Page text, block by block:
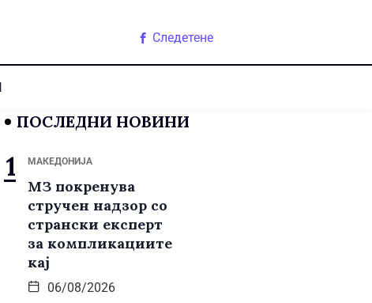
Следетене
ПОСЛЕДНИ НОВИНИ
МАКЕДОНИЈА
МЗ покренува
стручен надзор со
странски експерт
за компликациите
кај
06/08/2026